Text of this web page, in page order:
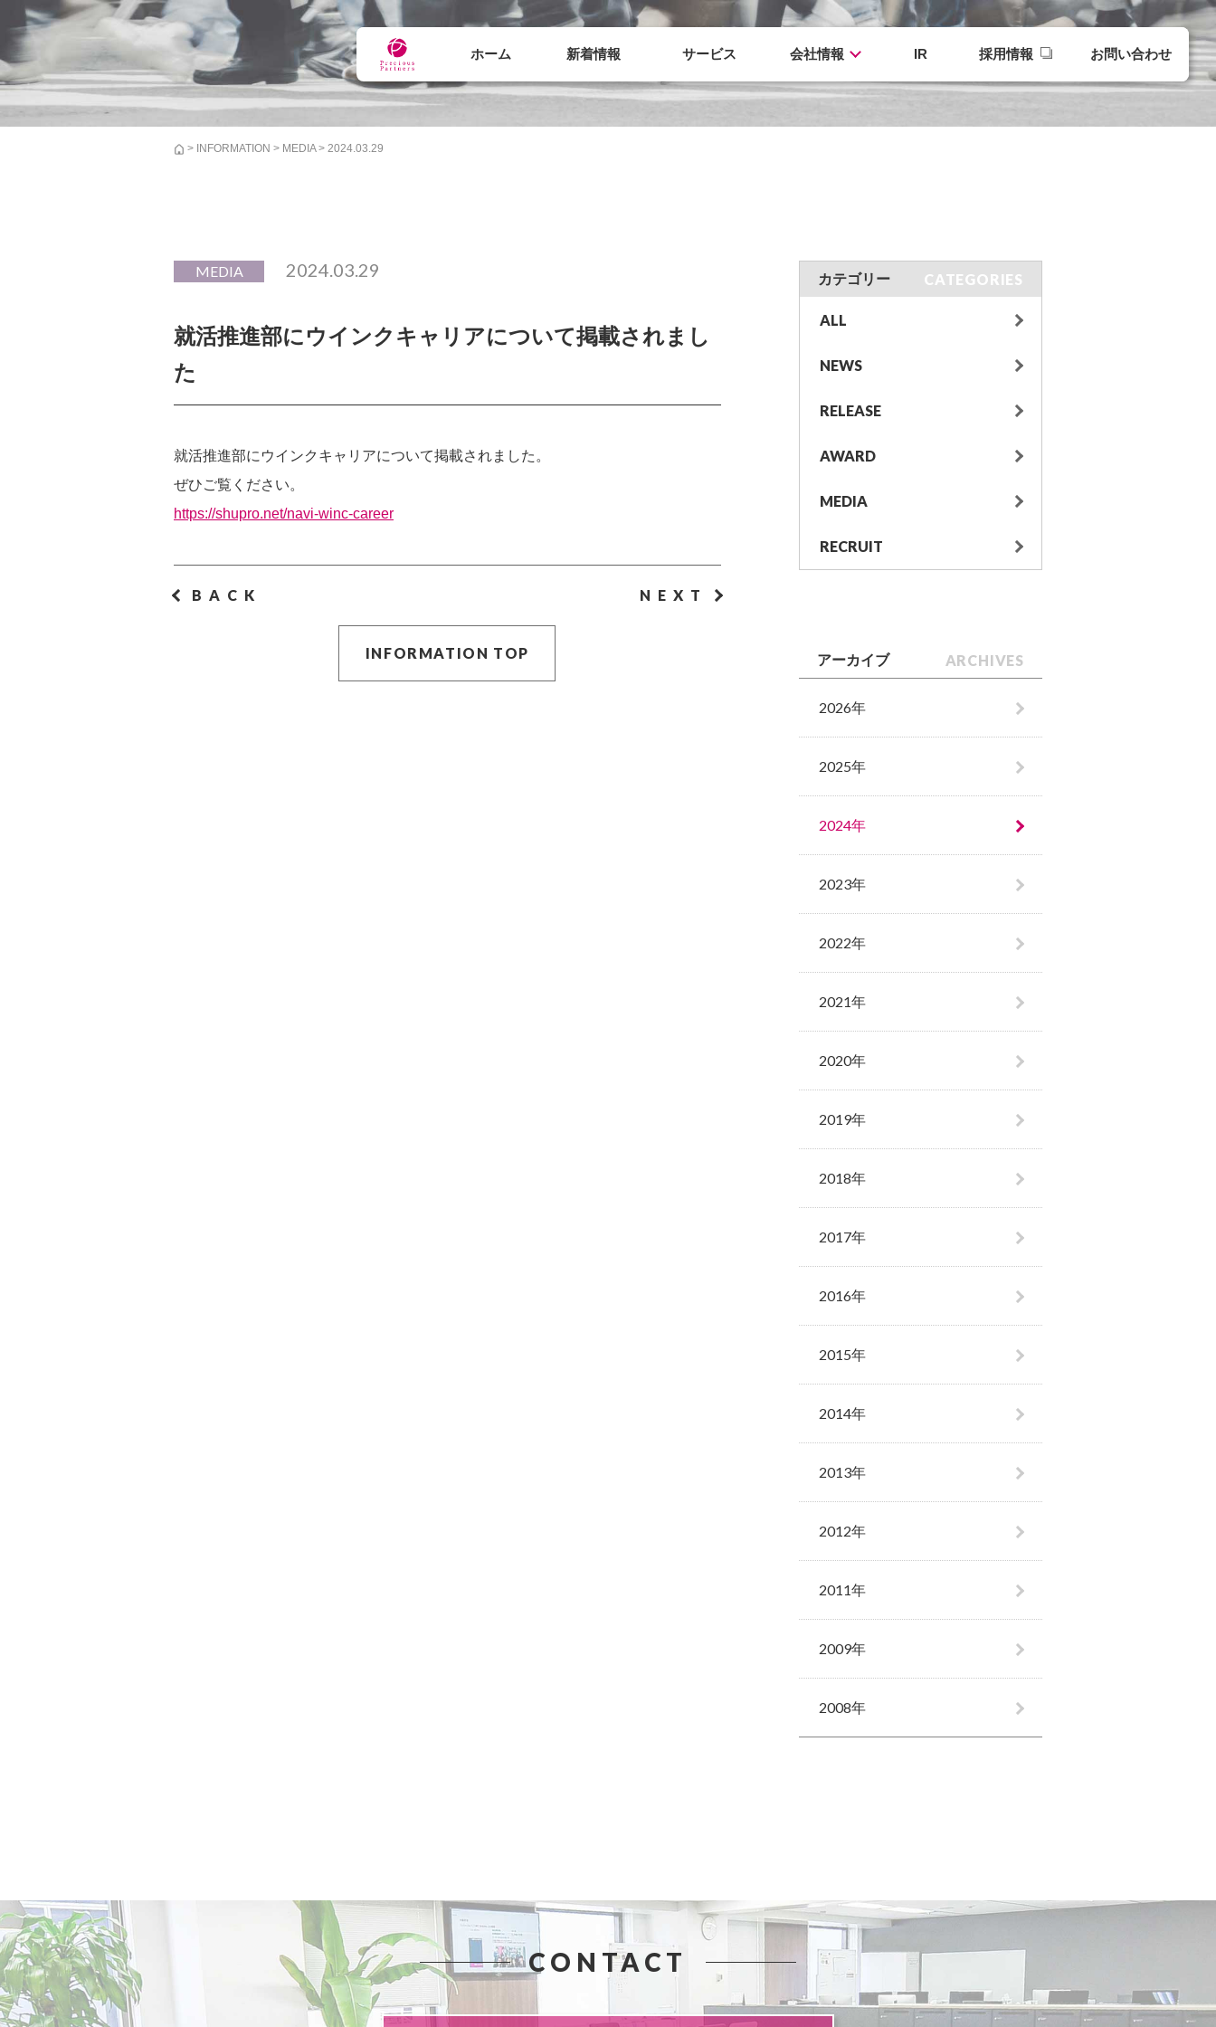
ホーム 新着情報 サービス 会社情報 IR 採用情報 お問い合わせ
> INFORMATION > MEDIA> 2024.03.29
MEDIA 2024.03.29
就活推進部にウインクキャリアについて掲載されまし
た
就活推進部にウインクキャリアについて掲載されました。
ぜひご覧ください。
https://shupro.net/navi-winc-career
BACK NEXT
INFORMATION TOP
カテゴリー CATEGORIES
ALL
NEWS
RELEASE
AWARD
MEDIA
RECRUIT
アーカイブ ARCHIVES
2026年
2025年
2024年
2023年
2022年
2021年
2020年
2019年
2018年
2017年
2016年
2015年
2014年
2013年
2012年
2011年
2009年
2008年
CONTACT